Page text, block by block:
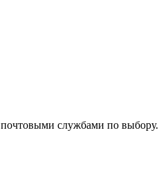
почтовыми службами по выбору.